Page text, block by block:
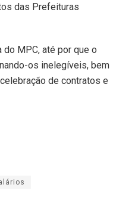
das Prefeituras
MPC, até por que o
os inelegíveis, bem
de contratos e